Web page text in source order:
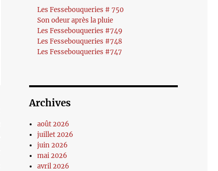
Les Fessebouqueries # 750
Son odeur après la pluie
Les Fessebouqueries #749
Les Fessebouqueries #748
Les Fessebouqueries #747
Archives
août 2026
juillet 2026
juin 2026
mai 2026
avril 2026